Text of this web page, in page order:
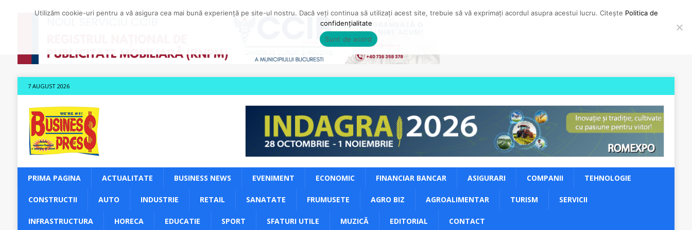
7 AUGUST 2026
PRIMA PAGINA ACTUALITATE BUSINESS NEWS EVENIMENT ECONOMIC FINANCIAR BANCAR ASIGURARI COMPANII TEHNOLOGIE
CONSTRUCTII AUTO INDUSTRIE RETAIL SANATATE FRUMUSETE AGRO BIZ AGROALIMENTAR TURISM SERVICII
INFRASTRUCTURA HORECA EDUCATIE SPORT SFATURI UTILE MUZICĂ EDITORIAL CONTACT
Utilizăm cookie-uri pentru a vă asigura cea mai bună experiență pe site-ul nostru. Dacă veți continua să utilizați acest site, trebuie să vă exprimați acordul asupra acestui lucru. Citește Politica de
confidențialitate
Sunt de acord